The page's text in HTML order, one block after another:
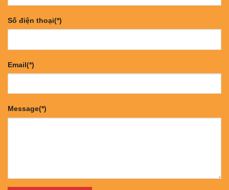
Số điện thoại(*)
Email(*)
Message(*)